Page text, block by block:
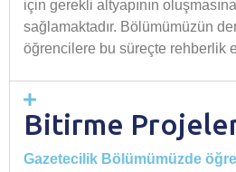
için gerekli altyapının
sağlamaktadır. Bölümümüzün
öğrencilere bu süreçte rehberlik
Bitirme
Gazetecilik Bölümümüzde